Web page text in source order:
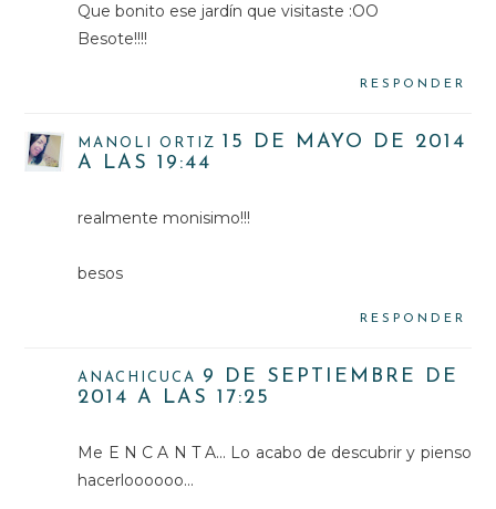
Que bonito ese jardín que visitaste :OO
Besote!!!!
RESPONDER
MANOLI ORTIZ
15 DE MAYO DE 2014
A LAS 19:44
realmente monisimo!!!
besos
RESPONDER
ANACHICUCA
9 DE SEPTIEMBRE DE
2014 A LAS 17:25
Me E N C A N T A... Lo acabo de descubrir y pienso
hacerloooooo...